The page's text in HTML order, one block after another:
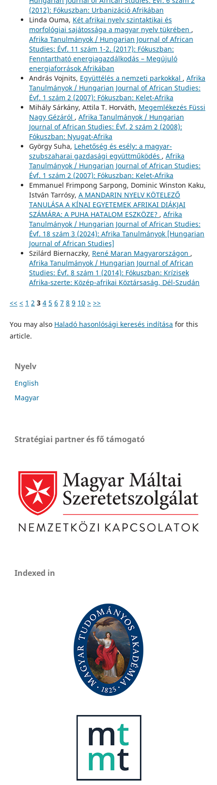
(2012): Fókuszban: Urbanizáció Afrikában
Linda Ouma, Két afrikai nyelv szintaktikai és
morfológiai sajátossága a magyar nyelv tükrében ,
Afrika Tanulmányok / Hungarian Journal of African
Studies: Évf. 11 szám 1-2. (2017): Fókuszban:
Fenntartható energiagazdálkodás – Megújuló
energiaforrások Afrikában
András Vojnits, Együttélés a nemzeti parkokkal , Afrika
Tanulmányok / Hungarian Journal of African Studies:
Évf. 1 szám 2 (2007): Fókuszban: Kelet-Afrika
Mihály Sárkány, Attila T. Horváth, Megemlékezés Füssi
Nagy Gézáról , Afrika Tanulmányok / Hungarian
Journal of African Studies: Évf. 2 szám 2 (2008):
Fókuszban: Nyugat-Afrika
György Suha, Lehetőség és esély: a magyar-
szubszaharai gazdasági együttműködés , Afrika
Tanulmányok / Hungarian Journal of African Studies:
Évf. 1 szám 2 (2007): Fókuszban: Kelet-Afrika
Emmanuel Frimpong Sarpong, Dominic Winston Kaku,
István Tarrósy, A MANDARIN NYELV KÖTELEZŐ
TANULÁSA A KÍNAI EGYETEMEK AFRIKAI DIÁKJAI
SZÁMÁRA: A PUHA HATALOM ESZKÖZE? , Afrika
Tanulmányok / Hungarian Journal of African Studies:
Évf. 18 szám 3 (2024): Afrika Tanulmányok [Hungarian
Journal of African Studies]
Szilárd Biernaczky, René Maran Magyarországon ,
Afrika Tanulmányok / Hungarian Journal of African
Studies: Évf. 8 szám 1 (2014): Fókuszban: Krízisek
Afrika-szerte: Közép-afrikai Köztársaság, Dél-Szudán
<< < 1 2 3 4 5 6 7 8 9 10 > >>
You may also Haladó hasonlósági keresés indítása for this
article.
Nyelv
English
Magyar
Stratégiai partner és fő támogató
Indexed in